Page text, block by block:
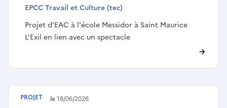
EPCC Travail et Culture (tec)
Projet d'EAC à l'école Messidor à Saint Maurice
L'Exil en lien avec un spectacle
Terminé le18/06/2026
PROJET